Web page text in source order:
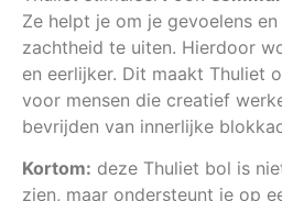
Ze helpt je om je gevoelens
zachtheid te uiten. Hierdoor
en eerlijker. Dit maakt Thuliet
voor mensen die creatief
bevrijden van innerlijke
Kortom: deze Thuliet bol is
zien, maar ondersteunt je op